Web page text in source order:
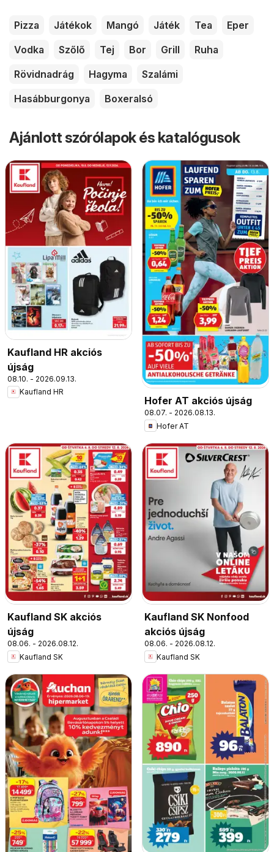
Pizza Játékok Mangó Játék Tea
Eper
Vodka
Szőlő Tej Bor Grill
Ruha
Rövidnadrág
Hagyma
Szalámi
Hasábburgonya
Boxeralsó
Ajánlott szórólapok és katalógusok
Kaufland HR akciós
újság
08.10. - 2026.09.13.
Kaufland HR
Hofer AT akciós újság
08.07. - 2026.08.13.
Hofer AT
Kaufland SK akciós
újság
08.06. - 2026.08.12.
Kaufland SK
Kaufland SK Nonfood
akciós újság
08.06. - 2026.08.12.
Kaufland SK